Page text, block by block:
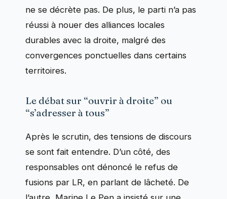
ne se décrète pas. De plus, le parti n’a pas
réussi à nouer des alliances locales
durables avec la droite, malgré des
convergences ponctuelles dans certains
territoires.
Le débat sur “ouvrir à droite” ou
“s’adresser à tous”
Après le scrutin, des tensions de discours
se sont fait entendre. D’un côté, des
responsables ont dénoncé le refus de
fusions par LR, en parlant de lâcheté. De